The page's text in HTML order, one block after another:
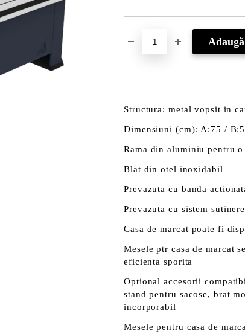
Structura: metal vopsit in
Dimensiuni (cm): A:75 /
Rama din aluminiu pentru
Blat din otel inoxidabil
Prevazuta cu banda
Prevazuta cu sistem
Casa de marcat poate fi
Mesele ptr casa de marcat
eficienta sporita
Optional accesorii
stand pentru sacose, brat
incorporabil
Mesele pentru casa de